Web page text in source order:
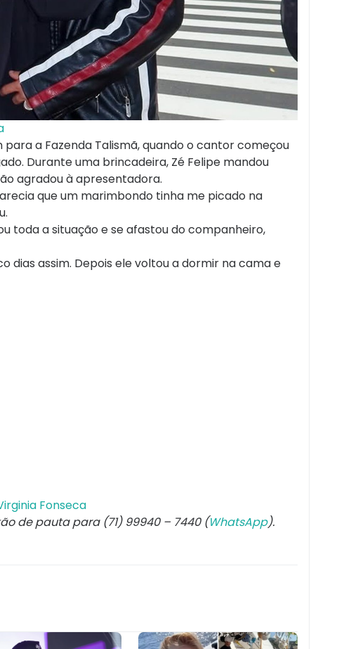
a Fazenda Talismã, quando o cantor começou
Durante uma brincadeira, Zé Felipe mandou
agradou à apresentadora.
que um marimbondo tinha me picado na
toda a situação e se afastou do companheiro,
dias assim. Depois ele voltou a dormir na cama e
Fonseca
de pauta para (71) 99940 – 7440 (WhatsApp).